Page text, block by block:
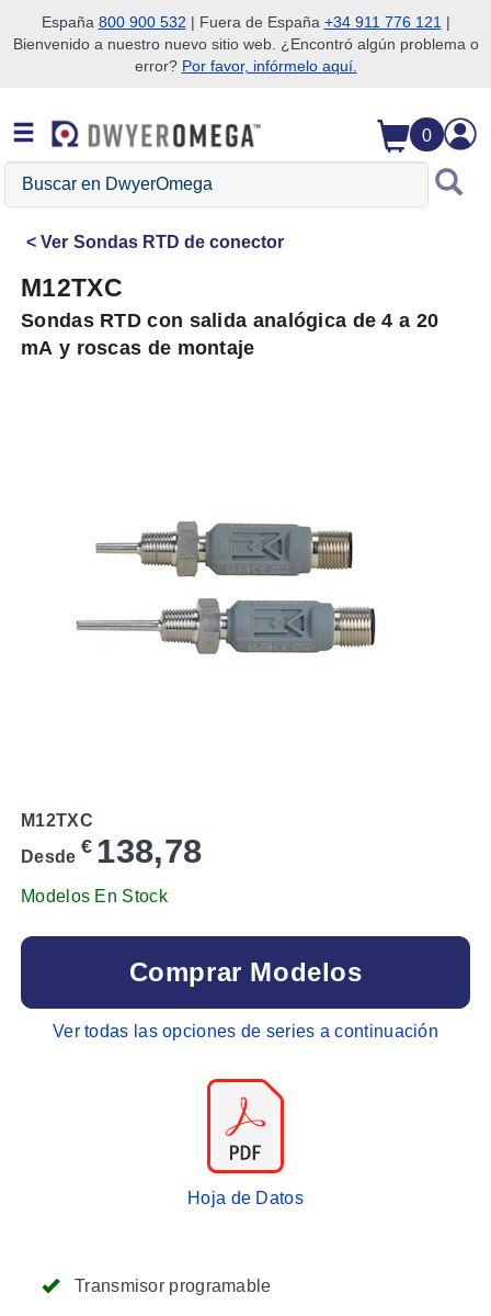
Saltar a la búsqueda
Saltar al contenido principal
Saltar a la navegación
España 800 900 532 | Fuera de España +34 911 776 121 |
Bienvenido a nuestro nuevo sitio web. ¿Encontró algún problema o
error? Por favor, infórmelo aquí.
0
Buscar
DwyerOmega
Ver Sondas RTD de conector
M12TXC
Sondas RTD con salida analógica de 4 a 20
mA y roscas de montaje
Transmisor programable
M12TXC
Desde € 138,78
Modelos En Stock
Comprar Modelos
Ver todas las opciones de series a continuación
Hoja de Datos